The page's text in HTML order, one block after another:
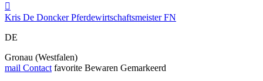

Kris De Doncker Pferdewirtschaftsmeister FN
DE
Gronau (Westfalen)
mail Contact favorite Bewaren Gemarkeerd